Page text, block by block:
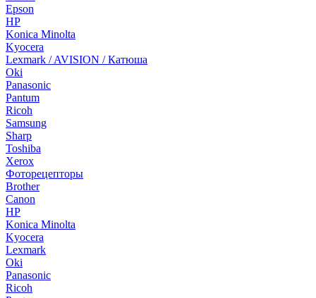
Epson
HP
Konica Minolta
Kyocera
Lexmark / AVISION / Катюша
Oki
Panasonic
Pantum
Ricoh
Samsung
Sharp
Toshiba
Xerox
Фоторецепторы
Brother
Canon
HP
Konica Minolta
Kyocera
Lexmark
Oki
Panasonic
Ricoh